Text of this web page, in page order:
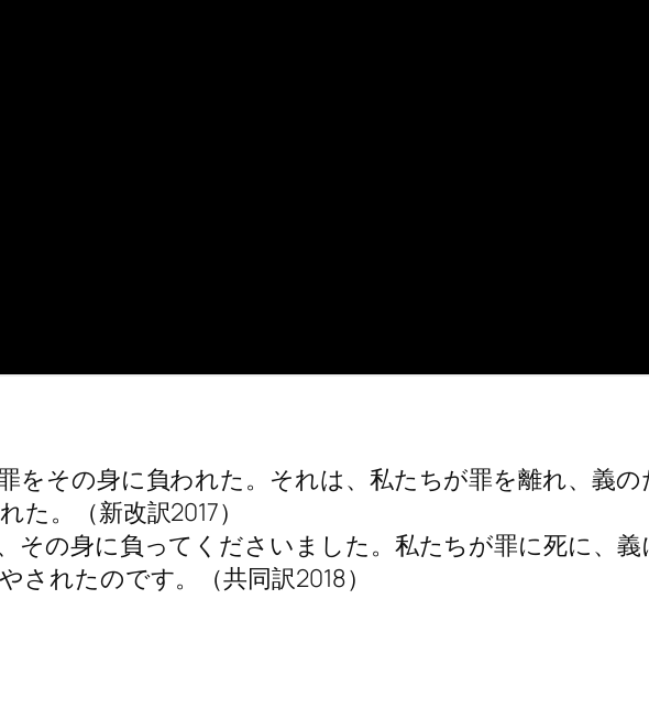
をその身に負われた。それは、私たちが罪を離れ、義
。（新改訳2017）
その身に負ってくださいました。私たちが罪に死に、
れたのです。（共同訳2018）